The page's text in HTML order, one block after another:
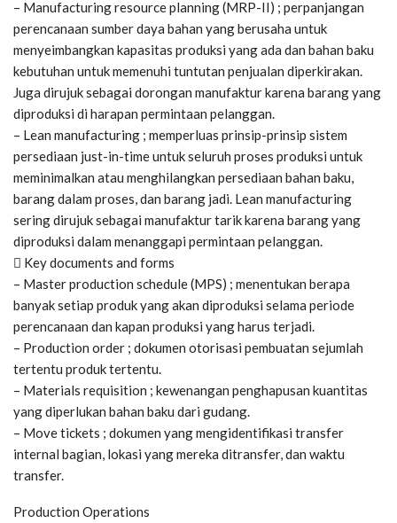
– Manufacturing resource planning (MRP-II) ; perpanjangan
perencanaan sumber daya bahan yang berusaha untuk
menyeimbangkan kapasitas produksi yang ada dan bahan baku
kebutuhan untuk memenuhi tuntutan penjualan diperkirakan.
Juga dirujuk sebagai dorongan manufaktur karena barang yang
diproduksi di harapan permintaan pelanggan.
– Lean manufacturing ; memperluas prinsip-prinsip sistem
persediaan just-in-time untuk seluruh proses produksi untuk
meminimalkan atau menghilangkan persediaan bahan baku,
barang dalam proses, dan barang jadi. Lean manufacturing
sering dirujuk sebagai manufaktur tarik karena barang yang
diproduksi dalam menanggapi permintaan pelanggan.
 Key documents and forms
– Master production schedule (MPS) ; menentukan berapa
banyak setiap produk yang akan diproduksi selama periode
perencanaan dan kapan produksi yang harus terjadi.
– Production order ; dokumen otorisasi pembuatan sejumlah
tertentu produk tertentu.
– Materials requisition ; kewenangan penghapusan kuantitas
yang diperlukan bahan baku dari gudang.
– Move tickets ; dokumen yang mengidentifikasi transfer
internal bagian, lokasi yang mereka ditransfer, dan waktu
transfer.
Production Operations